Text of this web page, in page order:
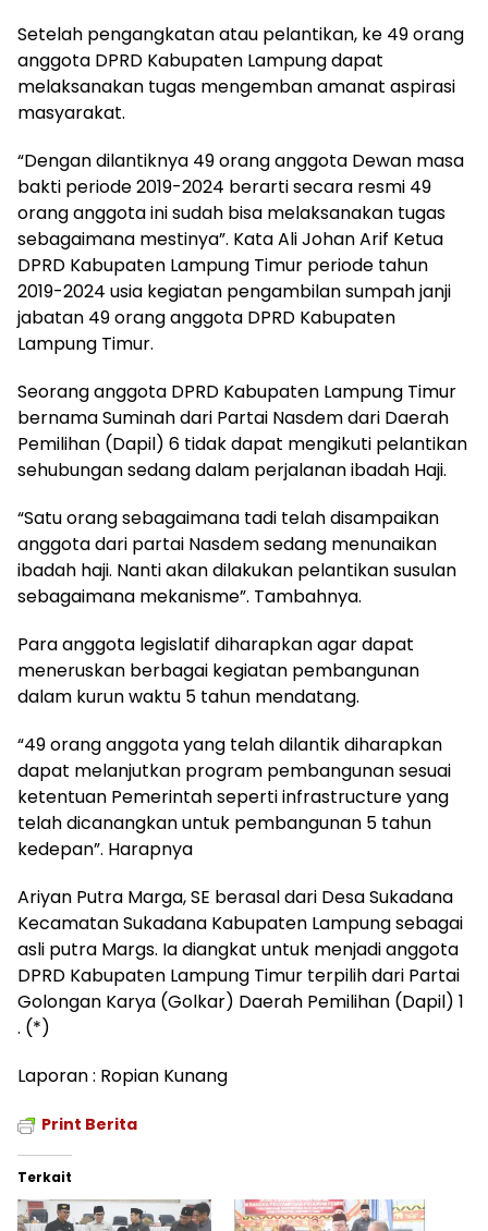
Setelah pengangkatan atau pelantikan, ke 49 orang
anggota DPRD Kabupaten Lampung dapat
melaksanakan tugas mengemban amanat aspirasi
masyarakat.
“Dengan dilantiknya 49 orang anggota Dewan masa
bakti periode 2019-2024 berarti secara resmi 49
orang anggota ini sudah bisa melaksanakan tugas
sebagaimana mestinya”. Kata Ali Johan Arif Ketua
DPRD Kabupaten Lampung Timur periode tahun
2019-2024 usia kegiatan pengambilan sumpah janji
jabatan 49 orang anggota DPRD Kabupaten
Lampung Timur.
Seorang anggota DPRD Kabupaten Lampung Timur
bernama Suminah dari Partai Nasdem dari Daerah
Pemilihan (Dapil) 6 tidak dapat mengikuti pelantikan
sehubungan sedang dalam perjalanan ibadah Haji.
“Satu orang sebagaimana tadi telah disampaikan
anggota dari partai Nasdem sedang menunaikan
ibadah haji. Nanti akan dilakukan pelantikan susulan
sebagaimana mekanisme”. Tambahnya.
Para anggota legislatif diharapkan agar dapat
meneruskan berbagai kegiatan pembangunan
dalam kurun waktu 5 tahun mendatang.
“49 orang anggota yang telah dilantik diharapkan
dapat melanjutkan program pembangunan sesuai
ketentuan Pemerintah seperti infrastructure yang
telah dicanangkan untuk pembangunan 5 tahun
kedepan”. Harapnya
Ariyan Putra Marga, SE berasal dari Desa Sukadana
Kecamatan Sukadana Kabupaten Lampung sebagai
asli putra Margs. Ia diangkat untuk menjadi anggota
DPRD Kabupaten Lampung Timur terpilih dari Partai
Golongan Karya (Golkar) Daerah Pemilihan (Dapil) 1
. (*)
Laporan : Ropian Kunang
Print Berita
Terkait